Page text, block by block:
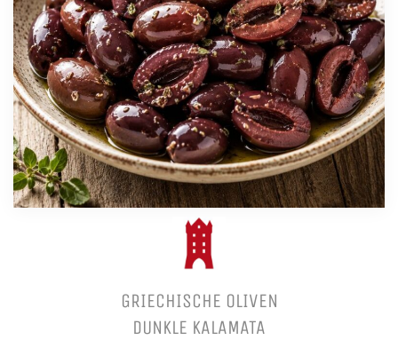
GRIECHISCHE OLIVEN
DUNKLE KALAMATA